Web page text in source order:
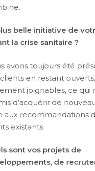
belle initiative de
la crise sanitaire ?
avons toujours été
en restant
joignables, ce qui
d’acquérir de
aux recommandations
existants.
sont vos projets de
de